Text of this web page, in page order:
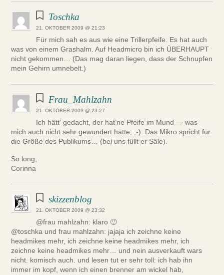
Toschka
21. OKTOBER 2009 @ 21:23
Für mich sah es aus wie eine Trillerpfeife. Es hat auch
was von einem Grashalm. Auf Headmicro bin ich ÜBERHAUPT
nicht gekommen… (Das mag daran liegen, dass der Schnupfen
mein Gehirn umnebelt.)
Frau_Mahlzahn
21. OKTOBER 2009 @ 23:27
Ich hätt‘ gedacht, der hat’ne Pfeife im Mund — was
mich auch nicht sehr gewundert hätte, ;-). Das Mikro spricht für
die Größe des Publikums… (bei uns füllt er Säle).
So long,
Corinna
skizzenblog
21. OKTOBER 2009 @ 23:32
@frau mahlzahn: klaro 🙂
@toschka und frau mahlzahn: jajaja ich zeichne keine
headmikes mehr, ich zeichne keine headmikes mehr, ich
zeichne keine headmikes mehr… und nein ausverkauft wars
nicht. komisch auch. und lesen tut er sehr toll: ich hab ihn
immer im kopf, wenn ich einen brenner am wickel hab,